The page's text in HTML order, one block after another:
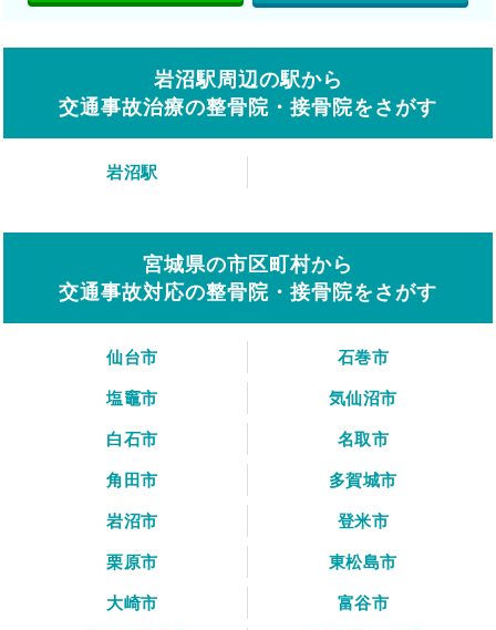
岩沼駅周辺の駅から
交通事故治療の整骨院・接骨院をさがす
岩沼駅
宮城県の市区町村から
交通事故対応の整骨院・接骨院をさがす
仙台市
石巻市
塩竈市
気仙沼市
白石市
名取市
角田市
多賀城市
岩沼市
登米市
栗原市
東松島市
大崎市
富谷市